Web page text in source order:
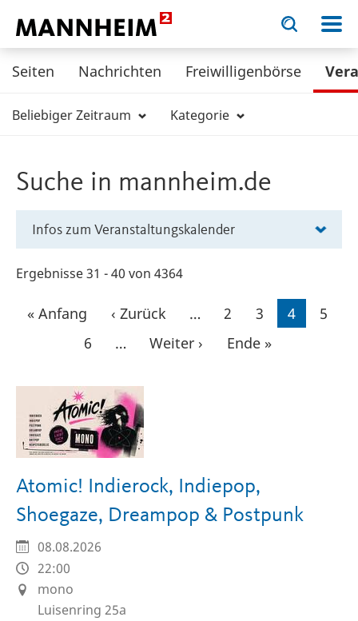
Toggle
search
input
Toggle
search
input
Seiten Nachrichten Freiwilligenbörse
Beliebiger Zeitraum Kategorie
Suche in mannheim.de
Infos zum Veranstaltungskalender
Ergebnisse 31 - 40 von 4364
Seitennummerierung
Erste
« Anfang
Vorherige
‹ Zurück … Seite
2 Seite
3
Aktuelle
4 Seite
5
Seite
6 …
Nächste
Weiter ›
Letzte
Ende »
Atomic! Indierock, Indiepop,
Shoegaze, Dreampop & Postpunk
08.08.2026
22:00
mono
Luisenring 25a